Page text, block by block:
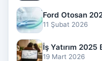
Ford Otosan
11 Şubat 2026
İş Yatırım
19 Mart 2026